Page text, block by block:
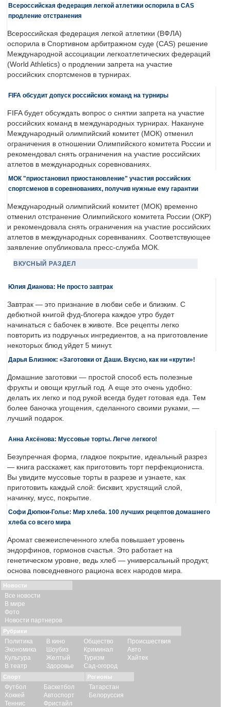
Всероссийская федерация легкой атлетики оспорила в CAS
продление отстранения
Всероссийская федерация легкой атлетики (ВФЛА)
оспорила в Спортивном арбитражном суде (CAS) решение
Международной ассоциации легкоатлетических федераций
(World Athletics) о продлении запрета на участие
российских спортсменов в турнирах.
FIFA обсудит допуск российских команд на турниры
FIFA будет обсуждать вопрос о снятии запрета на участие
российских команд в международных турнирах. Накануне
Международный олимпийский комитет (МОК) отменил
ограничения в отношении Олимпийского комитета России и
рекомендовал снять ограничения на участие российских
атлетов в международных соревнованиях.
МОК "приостановил приостановление" участия российских
спортсменов в соревнованиях, получив нужные ему гарантии
Международный олимпийский комитет (МОК) временно
отменил отстранение Олимпийского комитета России (ОКР)
и рекомендовала снять ограничения на участие российских
атлетов в международных соревнваниях. Соответствующее
заявление опубликовала пресс-служба МОК.
ВКУСНЫЙ РАЗДЕЛ
Юлия Дианова: Не просто завтрак
Завтрак — это признание в любви себе и близким. С
дебютной книгой фуд-блогера каждое утро будет
начинаться с бабочек в животе. Все рецепты легко
повторить из подручных ингредиентов, а на приготовление
некоторых блюд уйдет 5 минут.
Дарья Близнюк: «Заготовки от Даши. Вкусно, как ни «крути»!
Домашние заготовки — простой способ есть полезные
фрукты и овощи круглый год. А еще это очень удобно:
делать их легко и под рукой всегда будет готовая еда. Тем
более баночка угощения, сделанного своими руками, —
лучший подарок.
Анна Аксёнова: Муссовые торты. Легче легкого!
Безупречная форма, гладкое покрытие, идеальный разрез
— книга расскажет, как приготовить торт перфекциониста.
Вы увидите муссовые торты в разрезе и узнаете, как
приготовить каждый слой: бисквит, хрустящий слой,
начинку, мусс, покрытие.
Софи Дюпюи-Голье: Мир хлеба. 100 лучших рецептов домашнего
хлеба со всего мира
Аромат свежеиспеченного хлеба повышает уровень
эндорфинов, гормонов счастья. Это работает на
генетическом уровне, ведь хлеб — универсальный продукт,
основа повседневного рациона всех народов мира.
Новости
Все новости
В мире
Фото
Новости партнеров
Рубрики
Политика
Экономика
Культура
В театр
В кино
Шоубиз
Желтый
Здоровье
Общество
Криминал
Туризм
Сад-огород
Происшествия
Авто
Хайтек
Спорт
Футбол
Хоккей
Теннис
Баскетбол
Автоспорт
Фристайл
Регионы
Татарстан
Белоруссия